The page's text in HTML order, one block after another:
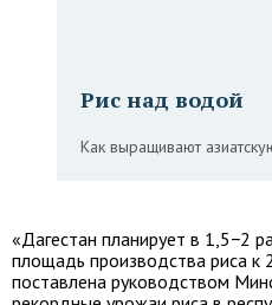
Рис над водой
Как выращивают
«Дагестан планирует в 1,5−2
площадь производства риса к
поставлена руководством